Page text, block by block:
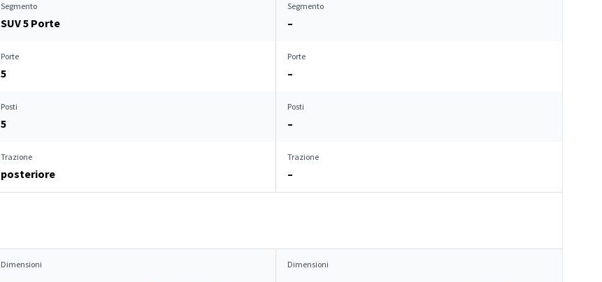
Segmento
SUV 5 Porte
Segmento
–
Porte
5
Porte
–
Posti
5
Posti
–
Trazione
posteriore
Trazione
–
Dimensioni Dimensioni